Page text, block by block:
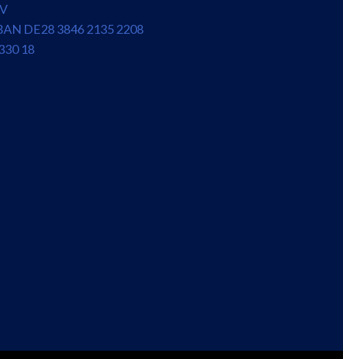
DE28 3846 2135 2208
18